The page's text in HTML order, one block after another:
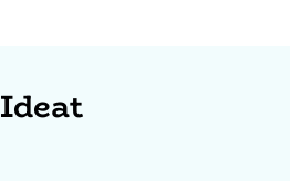
Ideat